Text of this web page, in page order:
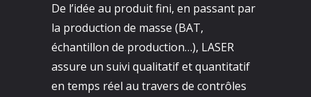
De l’idée au produit fini, en passant par
la production de masse (BAT,
échantillon de production…), LASER
assure un suivi qualitatif et quantitatif
en temps réel au travers de contrôles